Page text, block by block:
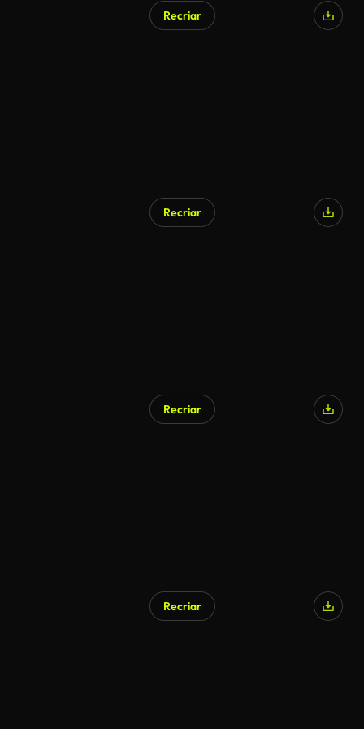
Recriar
Recriar
Recriar
Recriar